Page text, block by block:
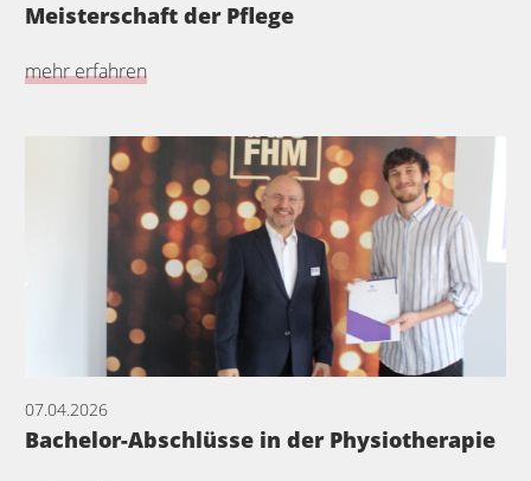
Meisterschaft der Pflege
mehr erfahren
07.04.2026
Bachelor-Abschlüsse in der Physiotherapie